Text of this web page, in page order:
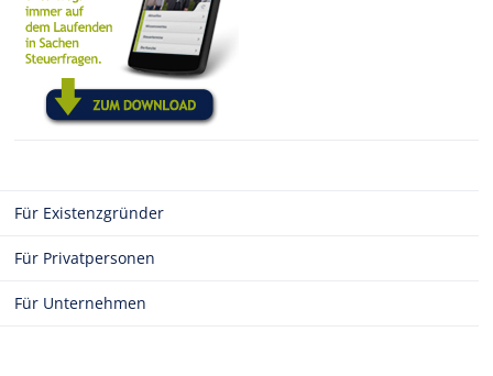
Für Existenzgründer
Für Privatpersonen
Für Unternehmen